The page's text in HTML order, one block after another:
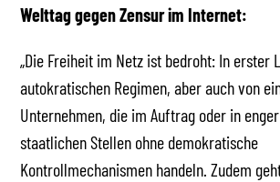
Welttag gegen Zensur im Internet:
„Die Freiheit im Netz ist bedroht: In erster
autokratischen Regimen, aber auch von
Unternehmen, die im Auftrag oder in
staatlichen Stellen ohne demokratische
Kontrollmechanismen handeln. Zudem